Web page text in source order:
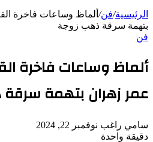
الرئيسية/فن/ ألماظ وساعات فاخرة
بتهمة سرقة ذهب زوجة
فن
ألماظ وساعات فاخرة
عمر زهران بتهمة
سامي راغب أرسل
نوفمبر 22, 2024
دقيقة واحدة